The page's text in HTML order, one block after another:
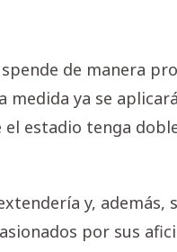
de manera
medida ya se
el estadio tenga
y,
por sus